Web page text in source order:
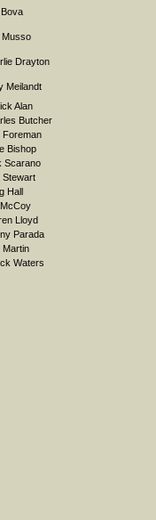
Musso
Drayton
Meilandt
Alan
Butcher
Foreman
Bishop
Scarano
Stewart
Hall
Lloyd
Parada
Martin
Waters